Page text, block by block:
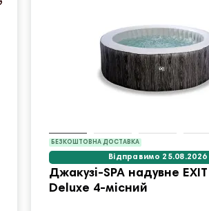
БЕЗКОШТОВНА ДОСТАВКА
Відправимо 25.08.2026
Джакузі-SPA надувне
Deluxe 4-місний